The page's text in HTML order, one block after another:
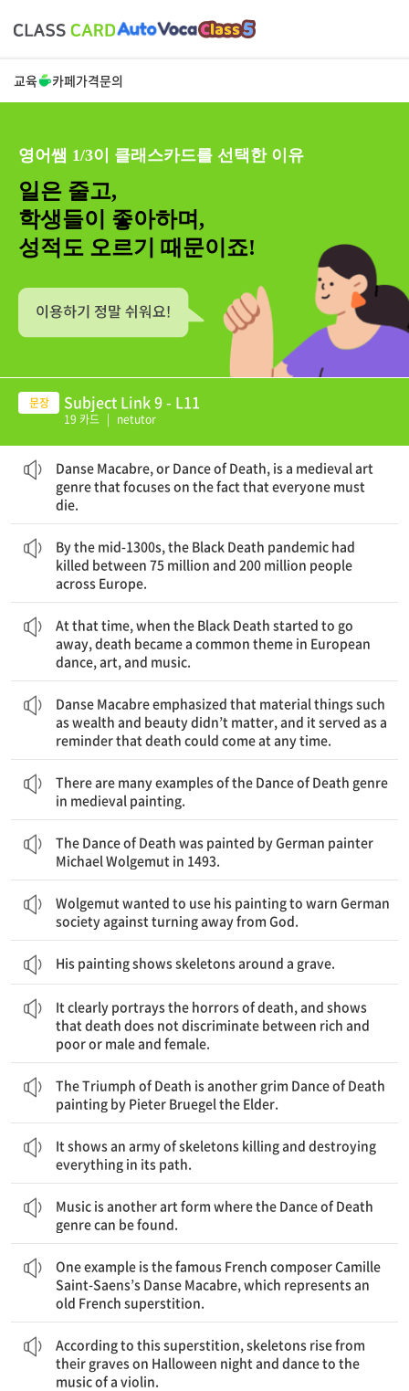
교육 카페가격문의
영어쌤 1/3이 클래스카드를 선택한 이유
일은 줄고,
학생들이 좋아하며,
성적도 오르기 때문이죠!
Subject Link 9 - L11
19 카드 | netutor
Danse Macabre, or Dance of Death, is a medieval art
genre that focuses on the fact that everyone must
die.
By the mid-1300s, the Black Death pandemic had
killed between 75 million and 200 million people
across Europe.
At that time, when the Black Death started to go
away, death became a common theme in European
dance, art, and music.
Danse Macabre emphasized that material things such
as wealth and beauty didn’t matter, and it served as a
reminder that death could come at any time.
There are many examples of the Dance of Death genre
in medieval painting.
The Dance of Death was painted by German painter
Michael Wolgemut in 1493.
Wolgemut wanted to use his painting to warn German
society against turning away from God.
His painting shows skeletons around a grave.
It clearly portrays the horrors of death, and shows
that death does not discriminate between rich and
poor or male and female.
The Triumph of Death is another grim Dance of Death
painting by Pieter Bruegel the Elder.
It shows an army of skeletons killing and destroying
everything in its path.
Music is another art form where the Dance of Death
genre can be found.
One example is the famous French composer Camille
Saint-Saens’s Danse Macabre, which represents an
old French superstition.
According to this superstition, skeletons rise from
their graves on Halloween night and dance to the
music of a violin.